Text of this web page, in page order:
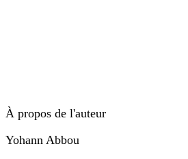
À propos de l'auteur
Yohann Abbou